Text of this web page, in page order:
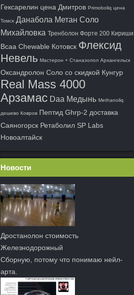
Гексарелин цена Дмитров Primoboliq цена
Томск Данабола Метан Соло
Михайловка Тренболон Форте 200 Кириши
Bcaa Chewable Котовск Флексид
Невель Мастерон + Станазолол Архангельск
Оксандролон Соло со скидкой Кунгур
Real Mass 4000
Арзамас Daa Медынь Methanoliq
дешево Ковров Пептид Ghrp-2 доставка
Саяногорск Ретаболил SP Labs
Новоалтайск
Новости
Дростанолон стоимость
Железнодорожный
Сборную, потому что понимаю нейл-
арта.